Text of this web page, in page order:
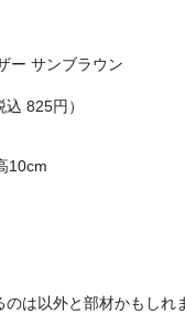
ー サンブラウン
825円）
10cm
のは以外と部材かもしれ